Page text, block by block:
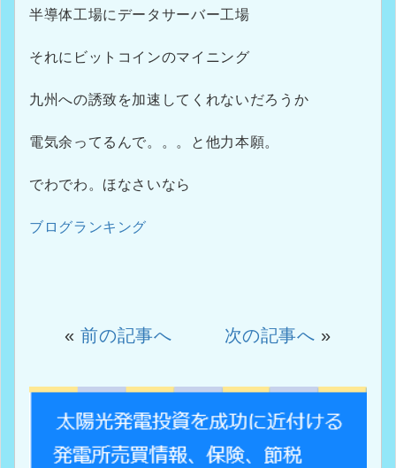
半導体工場にデータサーバー工場
それにビットコインのマイニング
九州への誘致を加速してくれないだろうか
電気余ってるんで。。。と他力本願。
でわでわ。ほなさいなら
ブログランキング
«前の記事へ 次の記事へ »